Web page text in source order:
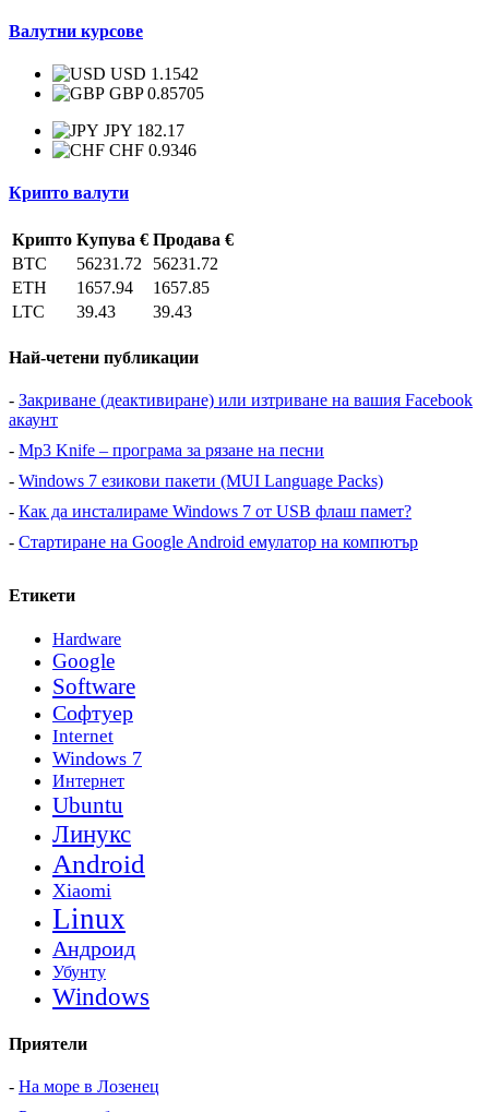
Валутни курсове
USD 1.1542
GBP 0.85705
JPY 182.17
CHF 0.9346
Крипто валути
Крипто Купува € Продава €
BTC
56231.72
56231.72
ETH
1657.94
1657.85
LTC
39.43 39.43
Най-четени публикации
- Закриване (деактивиране) или изтриване на вашия Facebook
акаунт
- Mp3 Knife – програма за рязане на песни
- Windows 7 езикови пакети (MUI Language Packs)
- Как да инсталираме Windows 7 от USB флаш памет?
- Стартиране на Google Android емулатор на компютър
Етикети
Hardware
Google
Software
Софтуер
Internet
Windows 7
Интернет
Ubuntu
Линукс
Android
Xiaomi
Linux
Андроид
Убунту
Windows
Приятели
- На море в Лозенец